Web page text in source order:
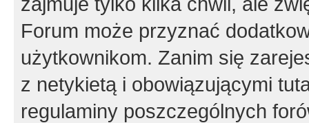
Forum może przyznać
użytkownikom. Zanim się
z netykietą i obowiązującymi
regulaminy poszczególnych